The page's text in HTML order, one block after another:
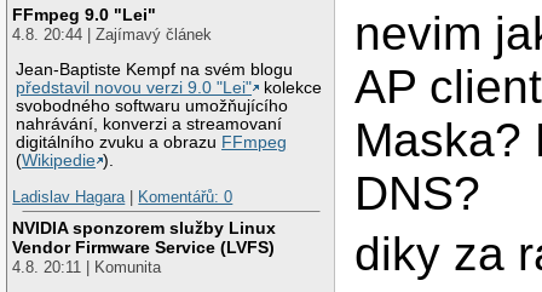
FFmpeg 9.0 "Lei"
4.8. 20:44 | Zajímavý článek
Jean-Baptiste Kempf na svém blogu
představil novou verzi 9.0 "Lei"
kolekce
svobodného softwaru umožňujícího
nahrávání, konverzi a streamovaní
digitálního zvuku a obrazu FFmpeg
(Wikipedie ).
Ladislav Hagara | Komentářů: 0
NVIDIA sponzorem služby Linux
Vendor Firmware Service (LVFS)
4.8. 20:11 | Komunita
nevim
AP
Maska?
DNS?
diky za